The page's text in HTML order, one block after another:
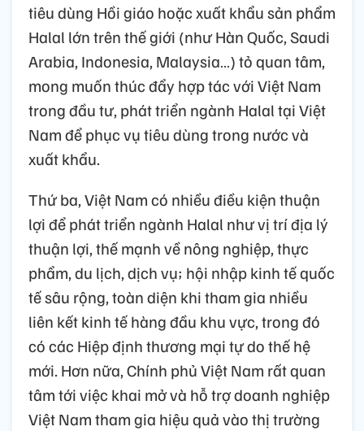
tiêu dùng Hồi giáo hoặc xuất khẩu sản phẩm
Halal lớn trên thế giới (như Hàn Quốc, Saudi
Arabia, Indonesia, Malaysia…) tỏ quan tâm,
mong muốn thúc đẩy hợp tác với Việt Nam
trong đầu tư, phát triển ngành Halal tại Việt
Nam để phục vụ tiêu dùng trong nước và
xuất khẩu.
Thứ ba, Việt Nam có nhiều điều kiện thuận
lợi để phát triển ngành Halal như vị trí địa lý
thuận lợi, thế mạnh về nông nghiệp, thực
phẩm, du lịch, dịch vụ; hội nhập kinh tế quốc
tế sâu rộng, toàn diện khi tham gia nhiều
liên kết kinh tế hàng đầu khu vực, trong đó
có các Hiệp định thương mại tự do thế hệ
mới. Hơn nữa, Chính phủ Việt Nam rất quan
tâm tới việc khai mở và hỗ trợ doanh nghiệp
Việt Nam tham gia hiệu quả vào thị trường